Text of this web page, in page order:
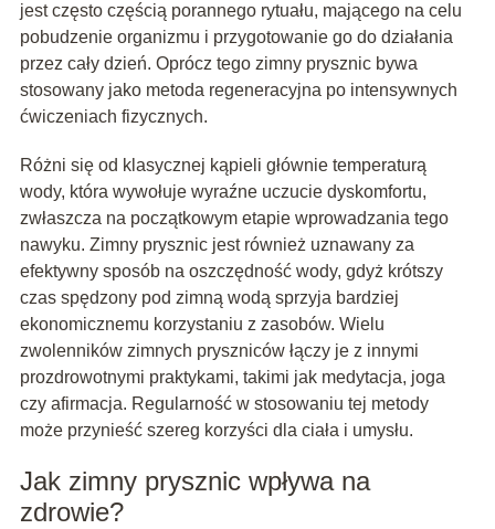
jest często częścią porannego rytuału, mającego na celu
pobudzenie organizmu i przygotowanie go do działania
przez cały dzień. Oprócz tego zimny prysznic bywa
stosowany jako metoda regeneracyjna po intensywnych
ćwiczeniach fizycznych.
Różni się od klasycznej kąpieli głównie temperaturą
wody, która wywołuje wyraźne uczucie dyskomfortu,
zwłaszcza na początkowym etapie wprowadzania tego
nawyku. Zimny prysznic jest również uznawany za
efektywny sposób na oszczędność wody, gdyż krótszy
czas spędzony pod zimną wodą sprzyja bardziej
ekonomicznemu korzystaniu z zasobów. Wielu
zwolenników zimnych pryszniców łączy je z innymi
prozdrowotnymi praktykami, takimi jak medytacja, joga
czy afirmacja. Regularność w stosowaniu tej metody
może przynieść szereg korzyści dla ciała i umysłu.
Jak zimny prysznic wpływa na
zdrowie?